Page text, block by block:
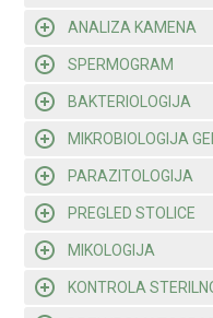
ANALIZA KAMENA
SPERMOGRAM
BAKTERIOLOGIJA
MIKROBIOLOGIJA
PARAZITOLOGIJA
PREGLED STOLICE
MIKOLOGIJA
KONTROLA